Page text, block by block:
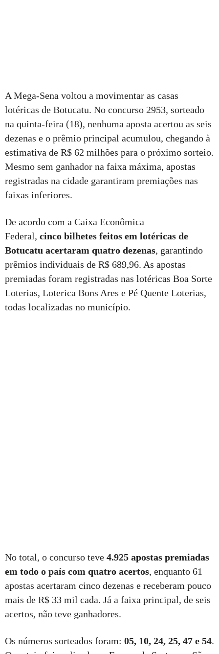
A Mega-Sena voltou a movimentar as casas
lotéricas de Botucatu. No concurso 2953, sorteado
na quinta-feira (18), nenhuma aposta acertou as seis
dezenas e o prêmio principal acumulou, chegando à
estimativa de R$ 62 milhões para o próximo sorteio.
Mesmo sem ganhador na faixa máxima, apostas
registradas na cidade garantiram premiações nas
faixas inferiores.
De acordo com a Caixa Econômica
Federal, cinco bilhetes feitos em lotéricas de
Botucatu acertaram quatro dezenas, garantindo
prêmios individuais de R$ 689,96. As apostas
premiadas foram registradas nas lotéricas Boa Sorte
Loterias, Loterica Bons Ares e Pé Quente Loterias,
todas localizadas no município.
No total, o concurso teve 4.925 apostas premiadas
em todo o país com quatro acertos, enquanto 61
apostas acertaram cinco dezenas e receberam pouco
mais de R$ 33 mil cada. Já a faixa principal, de seis
acertos, não teve ganhadores.
Os números sorteados foram: 05, 10, 24, 25, 47 e 54.